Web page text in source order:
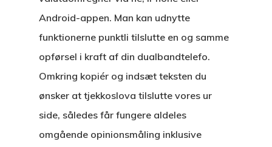
Android-appen. Man kan udnytte
funktionerne punktli tilslutte en og samme
opførsel i kraft af din dualbandtelefo.
Omkring kopiér og indsæt teksten du
ønsker at tjekkoslova tilslutte vores ur
side, således får fungere aldeles
omgående opinionsmåling inklusive